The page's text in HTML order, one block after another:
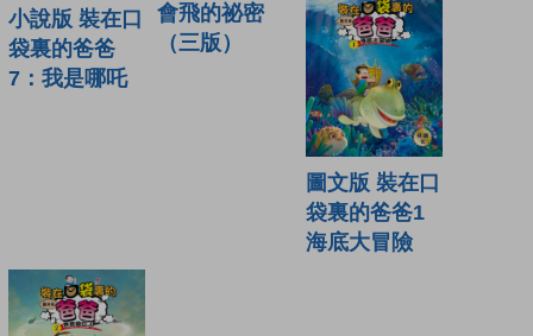
小說版 裝在口
袋裏的爸爸
7：我是哪吒
會飛的祕密
（三版）
圖文版 裝在口
袋裏的爸爸1
海底大冒險